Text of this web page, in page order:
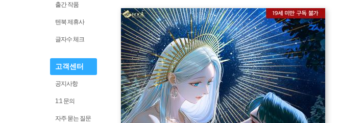
출간 작품
텐북 제휴사
글자수 체크
고객센터
공지사항
1:1 문의
자주 묻는 질문